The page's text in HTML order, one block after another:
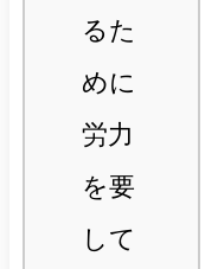
るた
めに
労力
を要
して